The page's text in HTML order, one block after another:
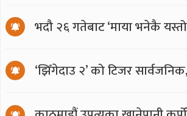
भदौ २६ गतेबाट ‘माया भनेकै
‘झिँगेदाउ २’ को टिजर